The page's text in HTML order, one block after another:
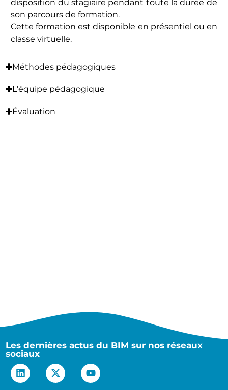
disposition du stagiaire pendant toute la durée de
son parcours de formation.
Cette formation est disponible en présentiel ou en
classe virtuelle.
Méthodes pédagogiques
L'équipe pédagogique
Évaluation
Les dernières actus du BIM sur nos réseaux
sociaux